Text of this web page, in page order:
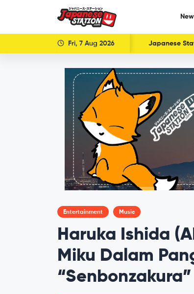
Fri, 7 Aug 2026 Japanese
Entertainment Music
Haruka Ishida
Miku Dalam
“Senbonzakura”